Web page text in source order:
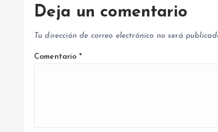
d
a
Deja un comentario
Tu dirección de correo electrónico no será
Comentario *